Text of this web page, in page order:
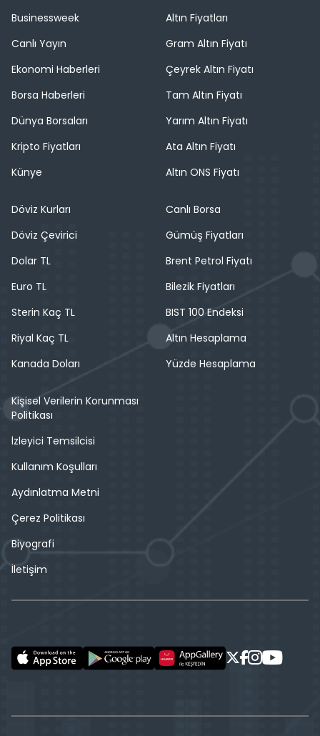
Businessweek
Canlı Yayın
Ekonomi Haberleri
Borsa Haberleri
Dünya Borsaları
Kripto Fiyatları
Künye
Altın Fiyatları
Gram Altın Fiyatı
Çeyrek Altın Fiyatı
Tam Altın Fiyatı
Yarım Altın Fiyatı
Ata Altın Fiyatı
Altın ONS Fiyatı
Döviz Kurları
Döviz Çevirici
Dolar TL
Euro TL
Sterin Kaç TL
Riyal Kaç TL
Kanada Doları
Canlı Borsa
Gümüş Fiyatları
Brent Petrol Fiyatı
Bilezik Fiyatları
BIST 100 Endeksi
Altın Hesaplama
Yüzde Hesaplama
Kişisel Verilerin Korunması
Politikası
İzleyici Temsilcisi
Kullanım Koşulları
Aydınlatma Metni
Çerez Politikası
Biyografi
İletişim